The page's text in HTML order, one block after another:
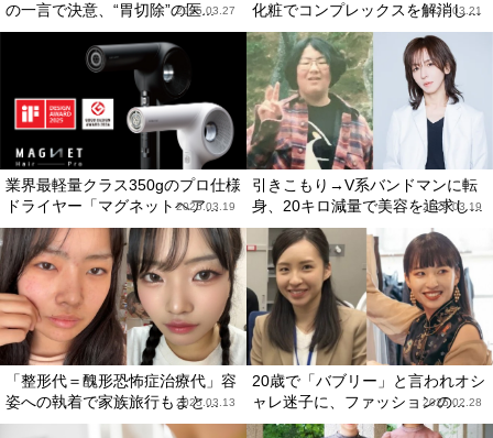
の一言で決意、“胃切除”の医...
2025.03.27
化粧でコンプレックスを解消し...
2025.03.21
業界最軽量クラス350gのプロ仕様
ドライヤー「マグネットヘア...
2025.03.19
引きこもり→V系バンドマンに転
身、20キロ減量で美容を追求し...
2025.03.19
「整形代＝醜形恐怖症治療代」容
姿への執着で家族旅行もまと...
2025.03.13
20歳で「バブリー」と言われオシ
ャレ迷子に、ファッションの...
2025.02.28